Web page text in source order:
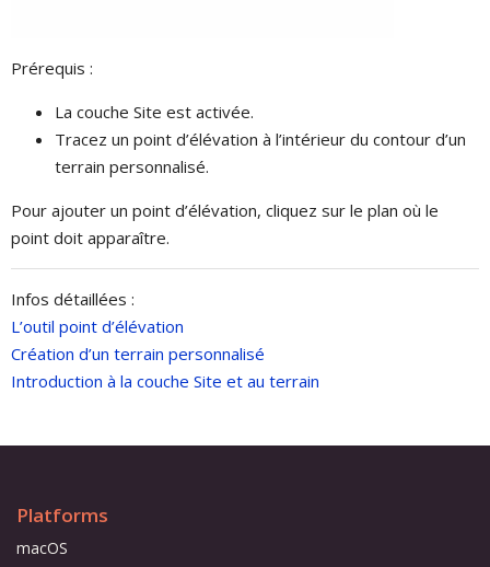
Prérequis :
La couche Site est activée.
Tracez un point d’élévation à l’intérieur du contour d’un
terrain personnalisé.
Pour ajouter un point d’élévation, cliquez sur le plan où le
point doit apparaître.
Infos détaillées :
L’outil point d’élévation
Création d’un terrain personnalisé
Introduction à la couche Site et au terrain
Platforms
macOS